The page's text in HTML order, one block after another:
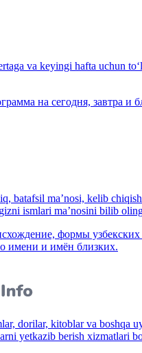
va keyingi hafta uchun
на сегодня, завтра и
batafsil ma’nosi, kelib
ismlari ma’nosini bilib
формы
имени и имён близких.
dorilar, kitoblar va boshqa
yetkazib berish xizmatlari